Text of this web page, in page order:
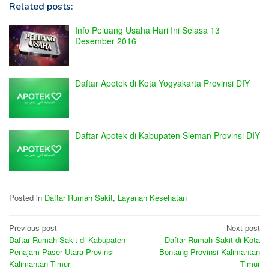
Related posts:
Info Peluang Usaha Hari Ini Selasa 13
Desember 2016
Daftar Apotek di Kota Yogyakarta Provinsi DIY
Daftar Apotek di Kabupaten Sleman Provinsi DIY
Posted in Daftar Rumah Sakit, Layanan Kesehatan
Post
navigation
Previous post
Daftar Rumah Sakit di Kabupaten
Penajam Paser Utara Provinsi
Kalimantan Timur
Next post
Daftar Rumah Sakit di Kota
Bontang Provinsi Kalimantan
Timur